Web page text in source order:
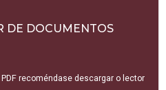
DE DOCUMENTOS
recoméndase descargar o lector